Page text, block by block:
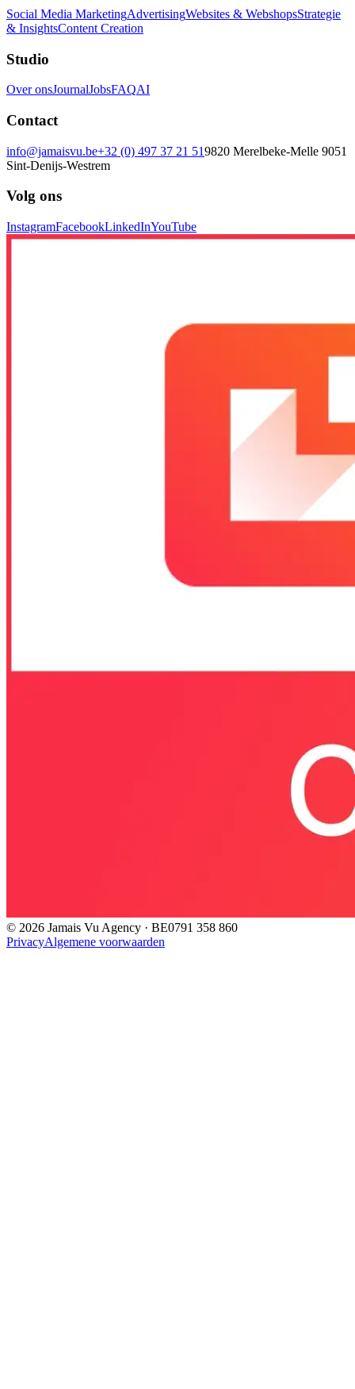
Social Media MarketingAdvertisingWebsites & WebshopsStrategie
& InsightsContent Creation
Studio
Over onsJournalJobsFAQAI
Contact
info@jamaisvu.be+32 (0) 497 37 21 519820 Merelbeke-Melle 9051
Sint-Denijs-Westrem
Volg ons
InstagramFacebookLinkedInYouTube
© 2026 Jamais Vu Agency · BE0791 358 860
PrivacyAlgemene voorwaarden